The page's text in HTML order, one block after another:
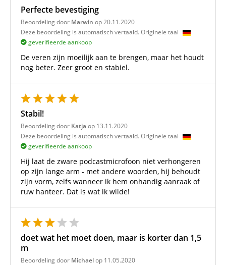
Perfecte bevestiging
Beoordeling door Marwin op 20.11.2020
Deze beoordeling is automatisch vertaald. Originele taal
geverifieerde aankoop
De veren zijn moeilijk aan te brengen, maar het houdt
nog beter. Zeer groot en stabiel.
Stabil!
Beoordeling door Katja op 13.11.2020
Deze beoordeling is automatisch vertaald. Originele taal
geverifieerde aankoop
Hij laat de zware podcastmicrofoon niet verhongeren
op zijn lange arm - met andere woorden, hij behoudt
zijn vorm, zelfs wanneer ik hem onhandig aanraak of
ruw hanteer. Dat is wat ik wilde!
doet wat het moet doen, maar is korter dan 1,5
m
Beoordeling door Michaelop 11.05.2020